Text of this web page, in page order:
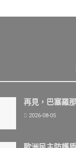
再見，巴塞羅
2026-08-05